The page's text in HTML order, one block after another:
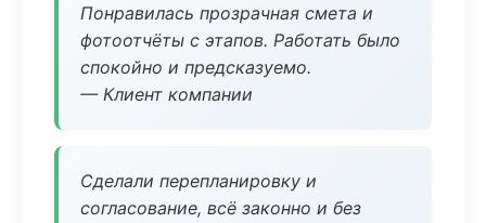
Понравилась прозрачная смета и
фотоотчёты с этапов. Работать было
спокойно и предсказуемо.
— Клиент компании
Сделали перепланировку и
согласование, всё законно и без